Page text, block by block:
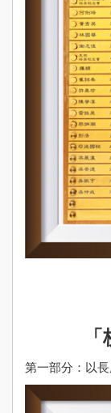
第一部分：以